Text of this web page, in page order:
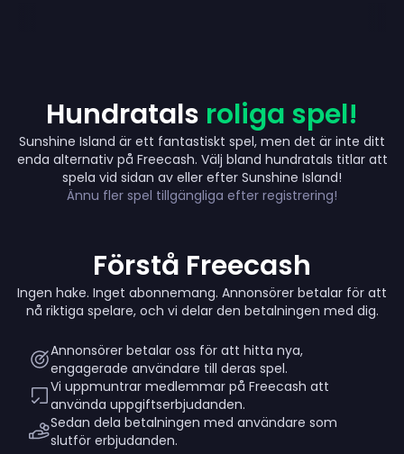
Hundratals roliga spel!
Sunshine Island är ett fantastiskt spel, men det är inte ditt
enda alternativ på Freecash. Välj bland hundratals titlar att
spela vid sidan av eller efter Sunshine Island!
Up to $440
Ännu fler spel tillgängliga efter registrering!
Förstå Freecash
Ingen hake. Inget abonnemang. Annonsörer betalar för att
nå riktiga spelare, och vi delar den betalningen med dig.
Annonsörer betalar oss för att hitta nya,
engagerade användare till deras spel.
Vi uppmuntrar medlemmar på Freecash att
använda uppgiftserbjudanden.
Sedan dela betalningen med användare som
slutför erbjudanden.